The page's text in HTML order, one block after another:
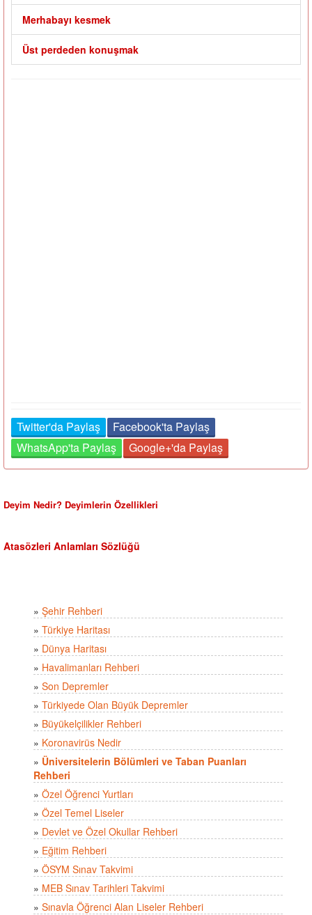
Merhabayı kesmek
Üst perdeden konuşmak
Twitter'da Paylaş
Facebook'ta Paylaş
WhatsApp'ta Paylaş
Google+'da Paylaş
Deyim Nedir? Deyimlerin Özellikleri
Atasözleri Anlamları Sözlüğü
» Şehir Rehberi
» Türkiye Haritası
» Dünya Haritası
» Havalimanları Rehberi
» Son Depremler
» Türkiyede Olan Büyük Depremler
» Büyükelçilikler Rehberi
» Koronavirüs Nedir
» Üniversitelerin Bölümleri ve Taban Puanları
Rehberi
» Özel Öğrenci Yurtları
» Özel Temel Liseler
» Devlet ve Özel Okullar Rehberi
» Eğitim Rehberi
» ÖSYM Sınav Takvimi
» MEB Sınav Tarihleri Takvimi
» Sınavla Öğrenci Alan Liseler Rehberi